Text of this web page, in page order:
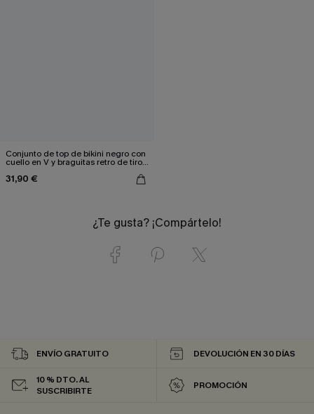
Conjunto de top de bikini negro con
cuello en V y braguitas retro de tiro
31,90 €
¿Te gusta? ¡Compártelo!
ENVÍO GRATUITO DEVOLUCIÓN EN 30 DÍAS
10 % DTO. AL
SUSCRIBIRTE
PROMOCIÓN